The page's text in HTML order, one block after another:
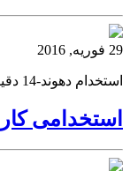
29 فوریه, 2016
استخدام دهوند-14 دقیقه پیش خرم خبر دانلود فیلم خارجی
استخدامی